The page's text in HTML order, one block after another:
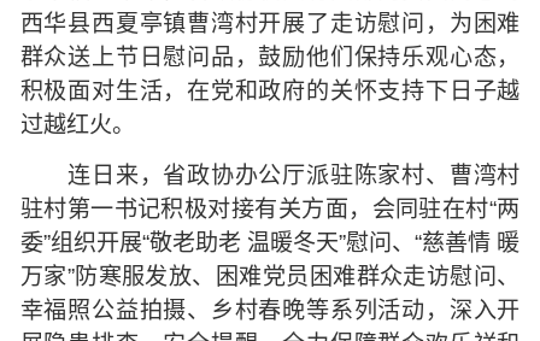
西华县西夏亭镇曹湾村开展了走访慰问，为困难
群众送上节日慰问品，鼓励他们保持乐观心态，
积极面对生活，在党和政府的关怀支持下日子越
过越红火。
连日来，省政协办公厅派驻陈家村、曹湾村
驻村第一书记积极对接有关方面，会同驻在村“两
委”组织开展“敬老助老 温暖冬天”慰问、“慈善情 暖
万家”防寒服发放、困难党员困难群众走访慰问、
幸福照公益拍摄、乡村春晚等系列活动，深入开